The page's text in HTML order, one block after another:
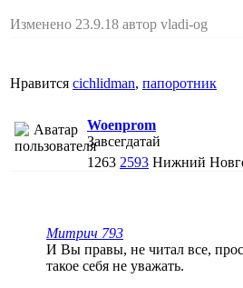
Изменено 23.9.18 автор vladi-og
Нравится cichlidman, папоротник
Woenprom
Завсегдатай
1263 2593 Нижний
Митрич 793
И Вы правы, не читал все,
такое себя не уважать.